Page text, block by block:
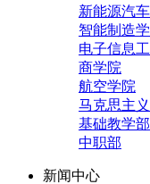
新能源汽
智能制造
电子信息
商学院
航空学院
马克思主
基础教学部
中职部
新闻中心